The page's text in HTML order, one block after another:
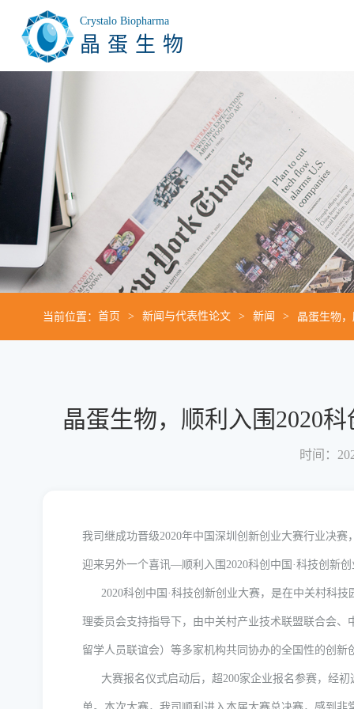
Crystalo Biopharma
晶蛋生物
当前位置： 首页 新闻与代表性论文 新闻 晶蛋生物
晶蛋生物，顺利入围2020
时间：
我司继成功晋级2020年中国深圳创新创业大赛行业决
迎来另外一个喜讯—顺利入围2020科创中国·科技创新
2020科创中国·科技创新创业大赛，是在中关村科技
理委员会支持指导下，由中关村产业技术联盟联合会
留学人员联谊会）等多家机构共同协办的全国性的创新
大赛报名仪式启动后，超200家企业报名参赛，经初